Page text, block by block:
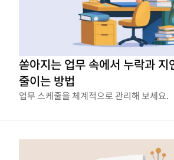
쏟아지는 업무 속에서 누락과 지
줄이는 방법
업무 스케줄을 체계적으로 관리해 보세요.